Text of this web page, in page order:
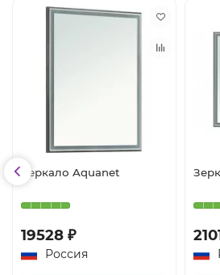
Зеркало Aquanet
19528 ₽
Россия